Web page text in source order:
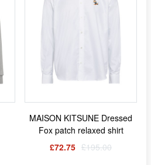
MAISON KITSUNE Dressed
Fox patch relaxed shirt
£72.75 £195.00